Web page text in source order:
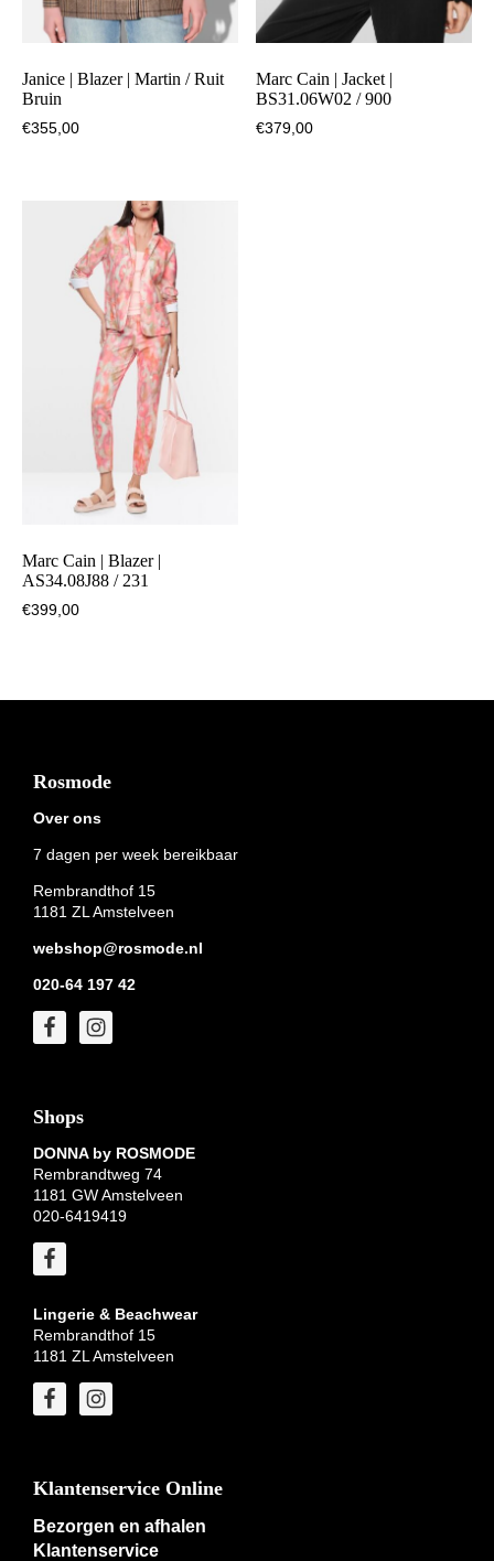
Janice | Blazer | Martin / Ruit
Bruin
€355,00
Marc Cain | Jacket |
BS31.06W02 / 900
€379,00
Marc Cain | Blazer |
AS34.08J88 / 231
€399,00
Footer
Rosmode
Over ons
7 dagen per week bereikbaar
Rembrandthof 15
1181 ZL Amstelveen
webshop@rosmode.nl
020-64 197 42
Shops
DONNA by ROSMODE
Rembrandtweg 74
1181 GW Amstelveen
020-6419419
Lingerie & Beachwear
Rembrandthof 15
1181 ZL Amstelveen
Klantenservice Online
Bezorgen en afhalen
Klantenservice